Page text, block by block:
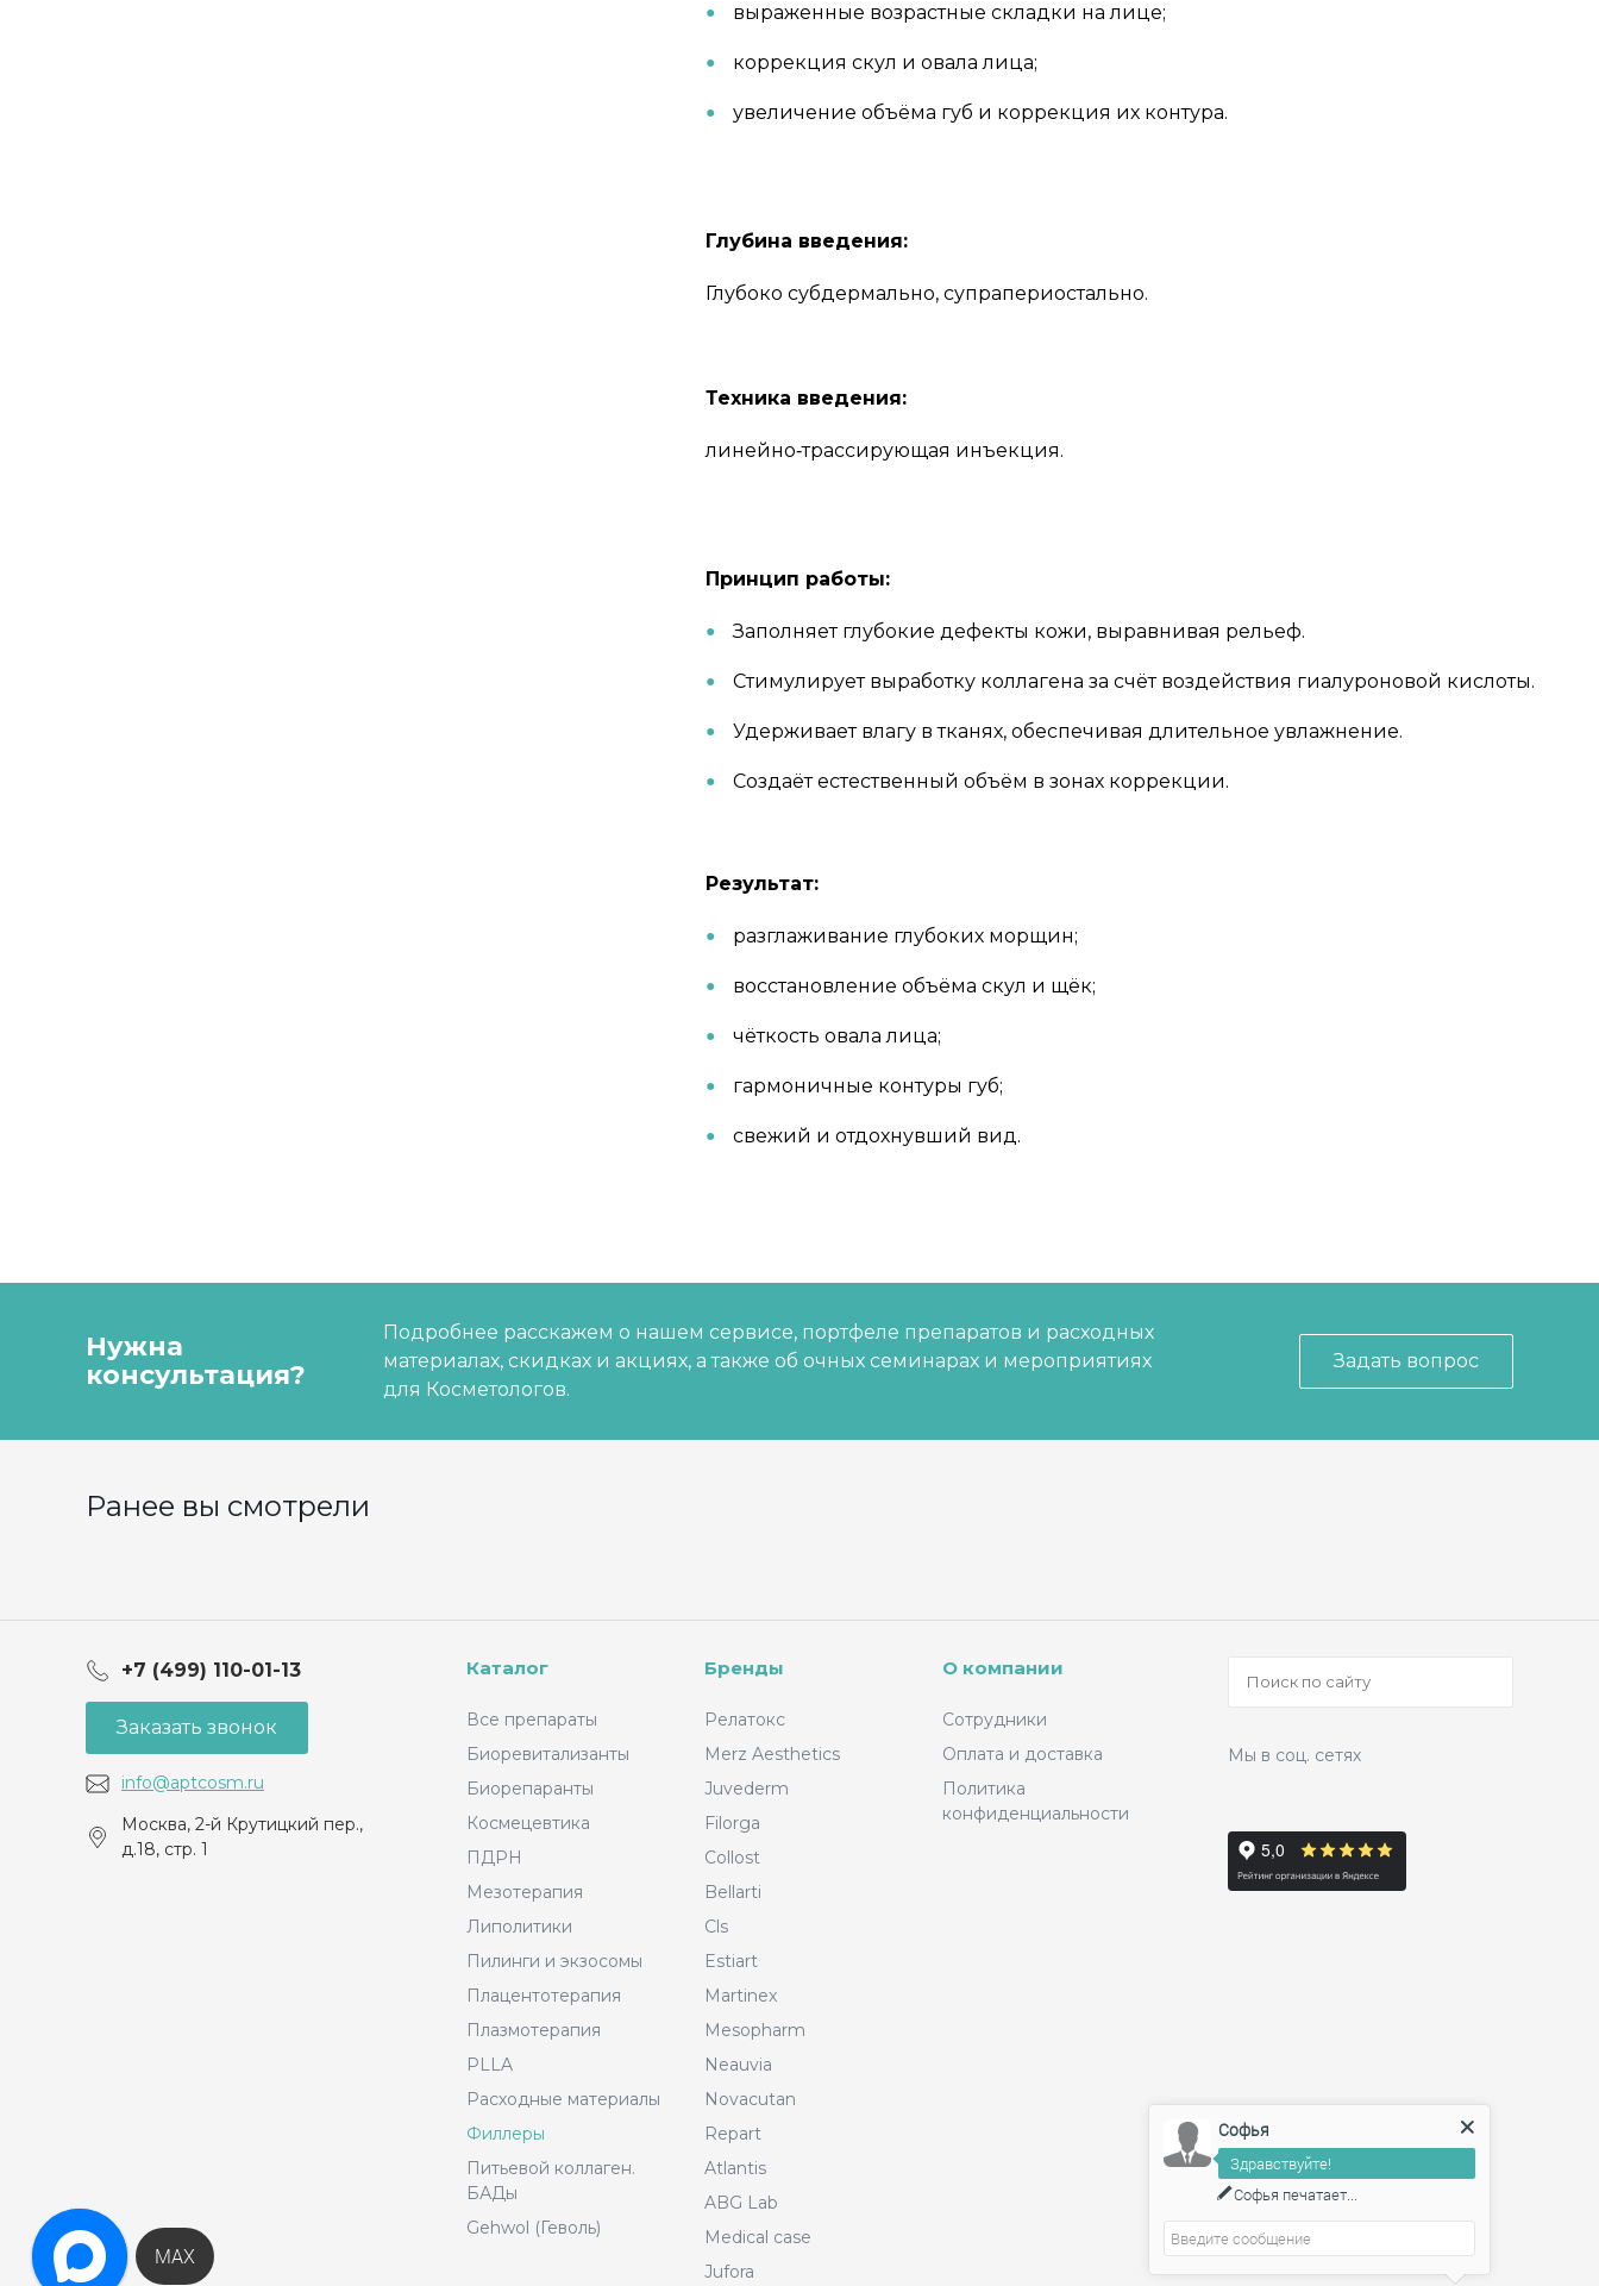
выраженные возрастные складки на лице;
коррекция скул и овала лица;
увеличение объёма губ и коррекция их контура.
Глубина введения:
Глубоко субдермально, супрапериостально.
Техника введения:
линейно‑трассирующая инъекция.
Принцип работы:
Заполняет глубокие дефекты кожи, выравнивая рельеф.
Стимулирует выработку коллагена за счёт воздействия гиалуроновой кислоты.
Удерживает влагу в тканях, обеспечивая длительное увлажнение.
Создаёт естественный объём в зонах коррекции.
Результат:
разглаживание глубоких морщин;
восстановление объёма скул и щёк;
чёткость овала лица;
гармоничные контуры губ;
свежий и отдохнувший вид.
Нужна
консультация?
Подробнее расскажем о нашем сервисе, портфеле препаратов и расходных
материалах, скидках и акциях, а также об очных семинарах и мероприятиях
для Косметологов.
Задать вопрос
Ранее вы смотрели
+7 (499) 110-01-13
Заказать звонок
info@aptcosm.ru
Москва, 2-й Крутицкий пер.,
д.18, стр. 1
Каталог
Все препараты
Биоревитализанты
Биорепаранты
Космецевтика
ПДРН
Мезотерапия
Липолитики
Пилинги и экзосомы
Плацентотерапия
Плазмотерапия
PLLA
Расходные материалы
Филлеры
Питьевой коллаген.
БАДы
Gehwol (Геволь)
Бренды
Релатокс
Merz Aesthetics
Juvederm
Filorga
Collost
Bellarti
Cls
Estiart
Martinex
Mesopharm
Neauvia
Novacutan
Repart
Atlantis
ABG Lab
Medical case
Jufora
О компании
Сотрудники
Оплата и доставка
Политика
конфиденциальности
Мы в соц. сетях
MAX
Софья
Здравствуйте!
Софья печатает...